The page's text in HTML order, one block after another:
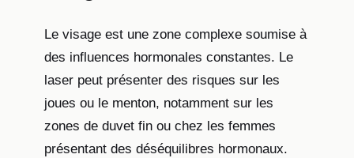
Le visage est une zone complexe soumise à
des influences hormonales constantes. Le
laser peut présenter des risques sur les
joues ou le menton, notamment sur les
zones de duvet fin ou chez les femmes
présentant des déséquilibres hormonaux.